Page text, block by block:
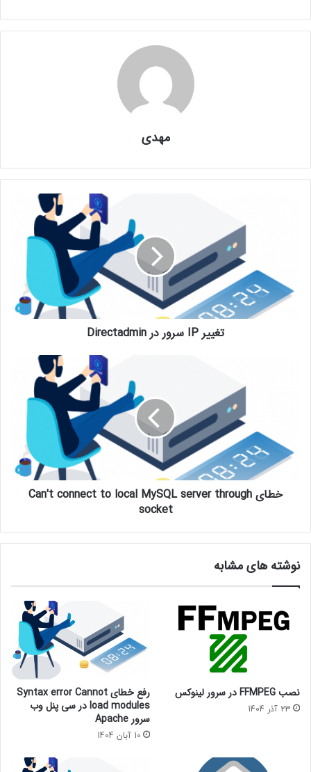
مهدی
تغییر IP سرور در Directadmin
خطای Can't connect to local MySQL server through
socket
نوشته های مشابه
نصب FFMPEG در سرور لینوکس
23 آذر 1404
رفع خطای Syntax error Cannot
load modules در سی پنل وب
سرور Apache
10 آبان 1404